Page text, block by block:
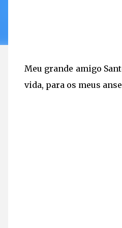
Meu grande amigo
vida, para os meus